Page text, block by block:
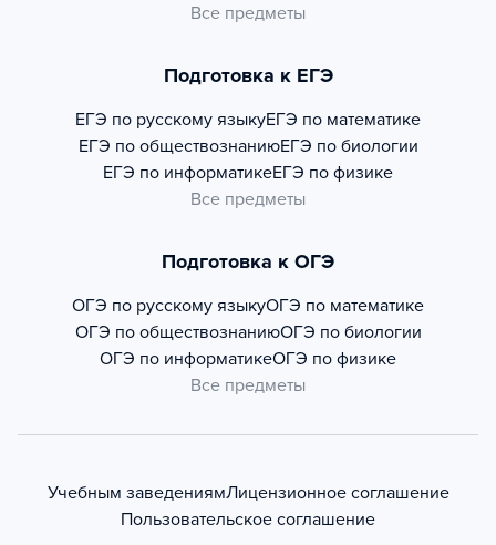
Все предметы
Подготовка к ЕГЭ
ЕГЭ по русскому языкуЕГЭ по математике
ЕГЭ по обществознаниюЕГЭ по биологии
ЕГЭ по информатикеЕГЭ по физике
Все предметы
Подготовка к ОГЭ
ОГЭ по русскому языкуОГЭ по математике
ОГЭ по обществознаниюОГЭ по биологии
ОГЭ по информатикеОГЭ по физике
Все предметы
Учебным заведениямЛицензионное соглашение
Пользовательское соглашение